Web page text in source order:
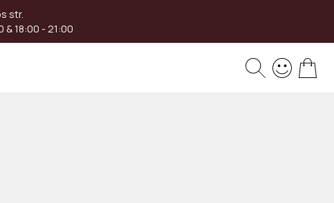
str.
& 18:00 - 21:00